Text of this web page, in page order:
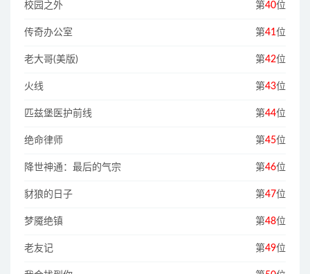
校园之外 第40位
传奇办公室 第41位
老大哥(美版) 第42位
火线 第43位
匹兹堡医护前线 第44位
绝命律师 第45位
降世神通：最后的气宗 第46位
豺狼的日子 第47位
梦魇绝镇 第48位
老友记 第49位